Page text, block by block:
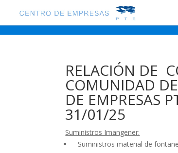
RELACIÓN DE
COMUNIDAD
DE EMPRESAS
31/01/25
Suministros Imangener:
Suministros material de